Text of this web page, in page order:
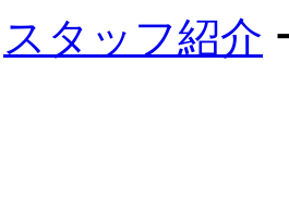
スタッフ紹介